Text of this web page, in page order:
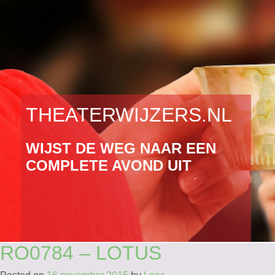
THEATERWIJZERS.NL
WIJST DE WEG NAAR EEN
COMPLETE AVOND UIT
OOK ADVERTEREN?
NEEM CONTACT OP VOOR DE
MOGELIJKHEDEN!
BELEEF ROTTERDAM
STAD VAN DURVEN,
DOEN EN AANPAKKEN
RO0784 – LOTUS